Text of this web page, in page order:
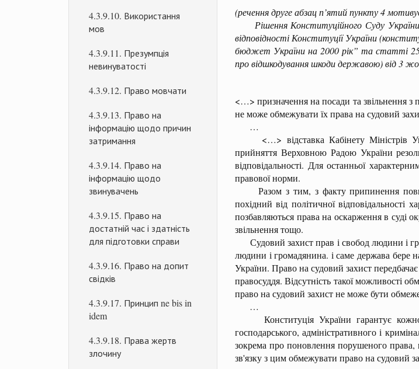
4.3.9.10. Використання
мов
4.3.9.11. Презумпція
невинуватості
4.3.9.12. Право мовчати
4.3.9.13. Право на
інформацію щодо причин
затримання
4.3.9.14. Право на
інформацію щодо
звинувачень
4.3.9.15. Право на
достатній час і здатність
для підготовки справи
4.3.9.16. Право на допит
свідків
4.3.9.17. Принцип ne bis in
idem
4.3.9.18. Права жертв
злочину
(речення друге абзац п’ятий пункту 4
Рішення Конституційного Суду України
відповідності Конституції України
бюджет України на 2000 рік” та статті
про відшкодування шкоди державою) від 3
<…> призначення на посади та звільнення
не може обмежувати їх права на судовий
…
<…> відставка Кабінету Міністрів
прийняття Верховною Радою України
відповідальності. Для останньої
правової норми.
Разом з тим, з факту припинення
похідний від політичної
позбавляються права на оскарження в суді
звільнення тощо.
Судовий захист прав і свобод людини і
людини і громадянина. і саме держава бере
України. Право на судовий захист
правосуддя. Відсутність такої можливості
право на судовий захист не може бути
…
Конституція України гарантує
господарського, адміністративного і
зокрема про поновлення порушеного права,
зв'язку з цим обмежувати право на судовий